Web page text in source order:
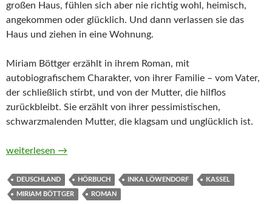
großen Haus, fühlen sich aber nie richtig wohl, heimisch,
angekommen oder glücklich. Und dann verlassen sie das
Haus und ziehen in eine Wohnung.
Miriam Böttger erzählt in ihrem Roman, mit
autobiografischem Charakter, von ihrer Familie – vom Vater,
der schließlich stirbt, und von der Mutter, die hilflos
zurückbleibt. Sie erzählt von ihrer pessimistischen,
schwarzmalenden Mutter, die klagsam und unglücklich ist.
Aus dem Haus von Miriam Böttger (Hörbuch)
weiterlesen →
DEUSCHLAND HÖRBUCH INKA LÖWENDORF KASSEL
MIRIAM BÖTTGER ROMAN